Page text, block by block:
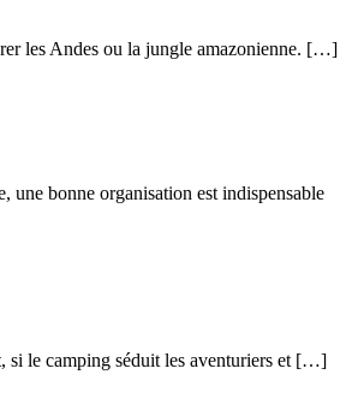
les Andes ou la jungle amazonienne. […]
une bonne organisation est indispensable
si le camping séduit les aventuriers et […]